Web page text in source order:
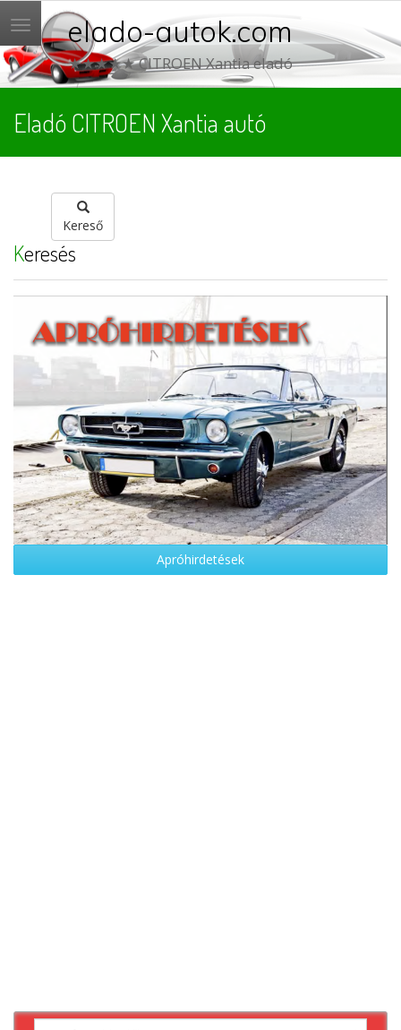
Menü elado-autok.com
★★★★★ CITROEN Xantia eladó
Eladó CITROEN Xantia autó
Kereső
Keresés
Apróhirdetések